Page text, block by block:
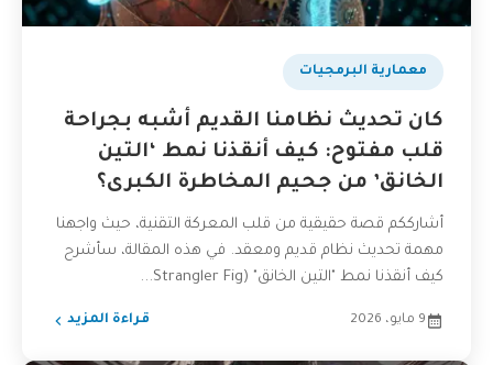
​معمارية البرمجيات
كان تحديث نظامنا القديم أشبه بجراحة
قلب مفتوح: كيف أنقذنا نمط ‘التين
الخانق’ من جحيم المخاطرة الكبرى؟
أشارككم قصة حقيقية من قلب المعركة التقنية، حيث واجهنا
مهمة تحديث نظام قديم ومعقد. في هذه المقالة، سأشرح
كيف أنقذنا نمط "التين الخانق" (Strangler Fig...
9 مايو، 2026 قراءة المزيد